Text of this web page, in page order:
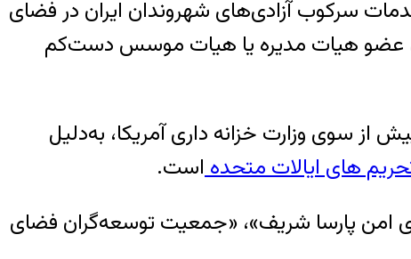
سرکوب آزادی‌های شهروندان ایران در فضای
عضو هیات مدیره یا هیات موسس دست‌کم
سوی وزارت خزانه داری آمریکا، به‌دلیل
های ایالات متحدهاست.
امن پارسا شریف»، «جمعیت توسعه‌گران فضای